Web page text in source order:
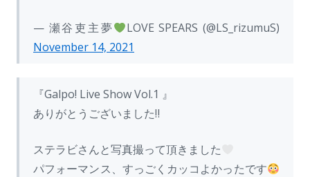
— 瀬谷吏主夢
LOVE SPEARS (@LS_rizumuS)
November 14, 2021
『Galpo! Live Show Vol.1 』
ありがとうございました‼︎
ステラビさんと写真撮って頂きました
パフォーマンス、すっごくカッコよかったです